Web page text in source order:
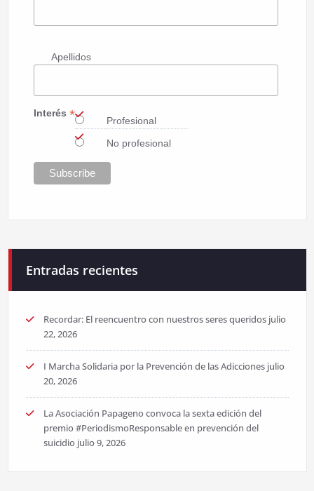
Apellidos
Interés *
Profesional
No profesional
Entradas recientes
Recordar: El reencuentro con nuestros seres queridos julio
22, 2026
I Marcha Solidaria por la Prevención de las Adicciones julio
20, 2026
La Asociación Papageno convoca la sexta edición del
premio #PeriodismoResponsable en prevención del
suicidio julio 9, 2026